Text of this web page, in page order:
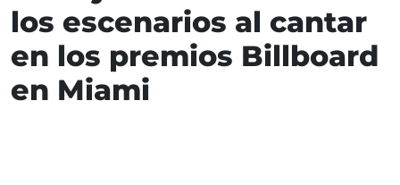
los escenarios al cantar
en los premios Billboard
en Miami